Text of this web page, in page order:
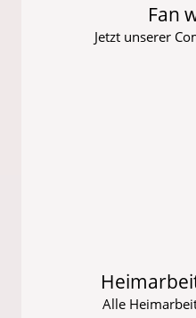
Fan
Jetzt unserer
Alle